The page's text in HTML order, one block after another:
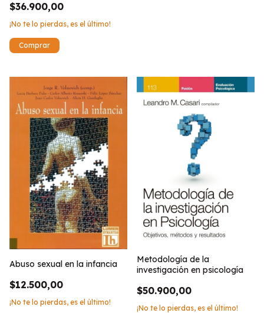
$36.900,00
¡No te lo pierdas, es el último!
Abuso sexual en la infancia
$12.500,00
¡No te lo pierdas, es el último!
Metodología de la
investigación en psicología
$50.900,00
¡No te lo pierdas, es el último!